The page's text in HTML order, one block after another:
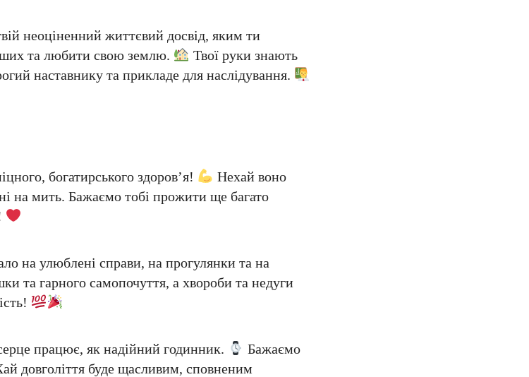
неоціненний життєвий досвід, яким ти
та любити свою землю.
Твої руки знають
наставнику та прикладе для наслідування.
богатирського здоров’я!
Нехай воно
на мить. Бажаємо тобі прожити ще багато
на улюблені справи, на прогулянки та на
та гарного самопочуття, а хвороби та недуги
працює, як надійний годинник.
Бажаємо
довголіття буде щасливим, сповненим